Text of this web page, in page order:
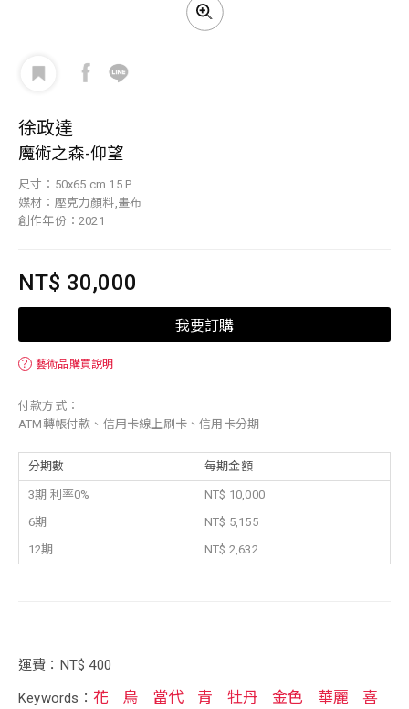
徐政達
魔術之森-仰望
尺寸：50x65 cm 15 P
媒材：壓克力顏料,畫布
創作年份：2021
NT$ 30,000
我要訂購
？ 藝術品購買說明
付款方式：
ATM轉帳付款、信用卡線上刷卡、信用卡分期
分期數 每期金額
3期 利率0%
NT$ 10,000
6期
NT$ 5,155
12期
NT$ 2,632
運費：NT$ 400
Keywords： 花 鳥 當代 青 牡丹 金色 華麗
喜